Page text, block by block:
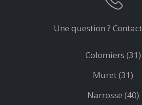
Une question ?
Colomiers (31)
Muret (31)
Narrosse (40)